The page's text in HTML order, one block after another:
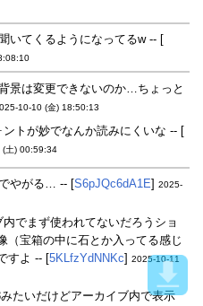
いてくるようになってるw -- [
景は変更できないのか…ちょっと
10-10 (金) 18:50:13
トが妙でなんか読みにくいな -- [
(土) 00:59:34
やがる… -- [S6pJQc6dA1E] 2025-
でまず使われてないだろうショ
（宝箱の中に石とか入ってる感じ
すよ -- [5KLfzYdNNKc] 2025-10-11
たいだけどアーカイブ内で表示